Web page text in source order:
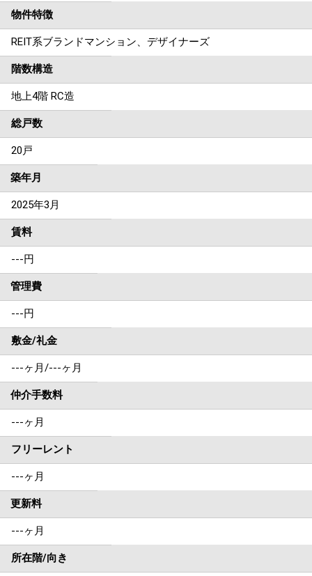
物件特徴
REIT系ブランドマンション、デザイナーズ
階数構造
地上4階 RC造
総戸数
20戸
築年月
2025年3月
賃料
---円
管理費
---円
敷金/礼金
---ヶ月/---ヶ月
仲介手数料
---ヶ月
フリーレント
---ヶ月
更新料
---ヶ月
所在階/向き